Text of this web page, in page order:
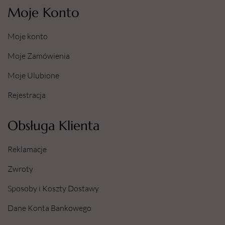
Moje Konto
Moje konto
Moje Zamówienia
Moje Ulubione
Rejestracja
Obsługa Klienta
Reklamacje
Zwroty
Sposoby i Koszty Dostawy
Dane Konta Bankowego